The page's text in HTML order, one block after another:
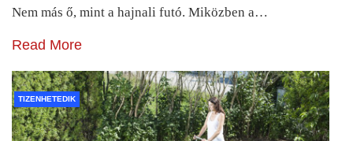
Nem más ő, mint a hajnali futó. Miközben a…
Read More
TIZENHETEDIK